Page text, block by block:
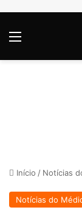
Início / Notícias
Notícias do